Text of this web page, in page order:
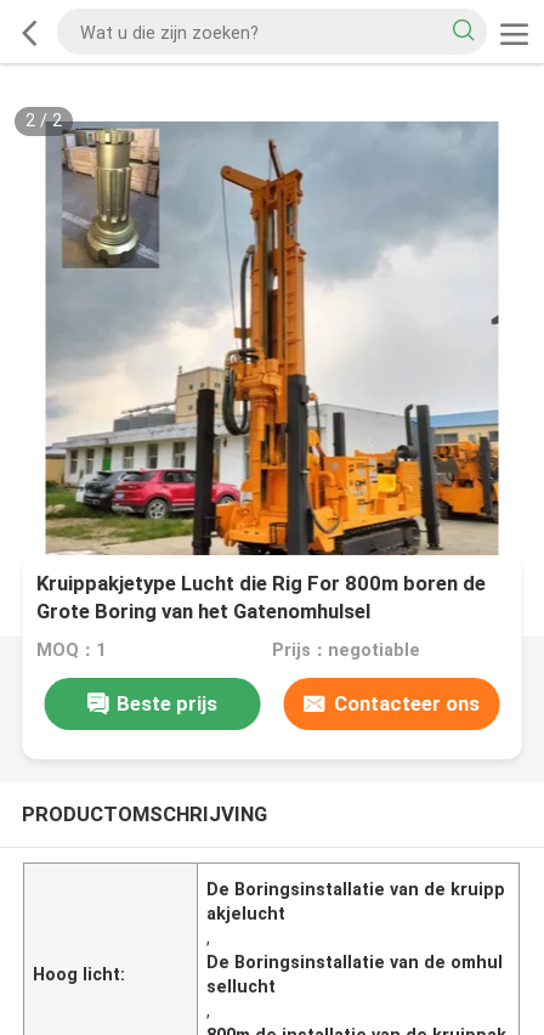
2/2
Kruippakjetype Lucht die Rig For 800m boren de
Grote Boring van het Gatenomhulsel
MOQ：1 Prijs：negotiable
Beste prijs Contacteer ons
PRODUCTOMSCHRIJVING
Hoog licht:
De Boringsinstallatie van de kruipp
akjelucht
,
De Boringsinstallatie van de omhul
sellucht
,